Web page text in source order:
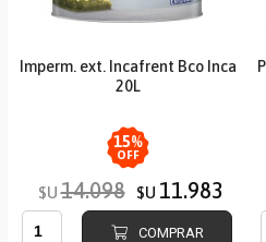
Imperm. ext. Incafrent Bco Inca
20L
15%
OFF
$U 14.098 $U 11.983
COMPRAR